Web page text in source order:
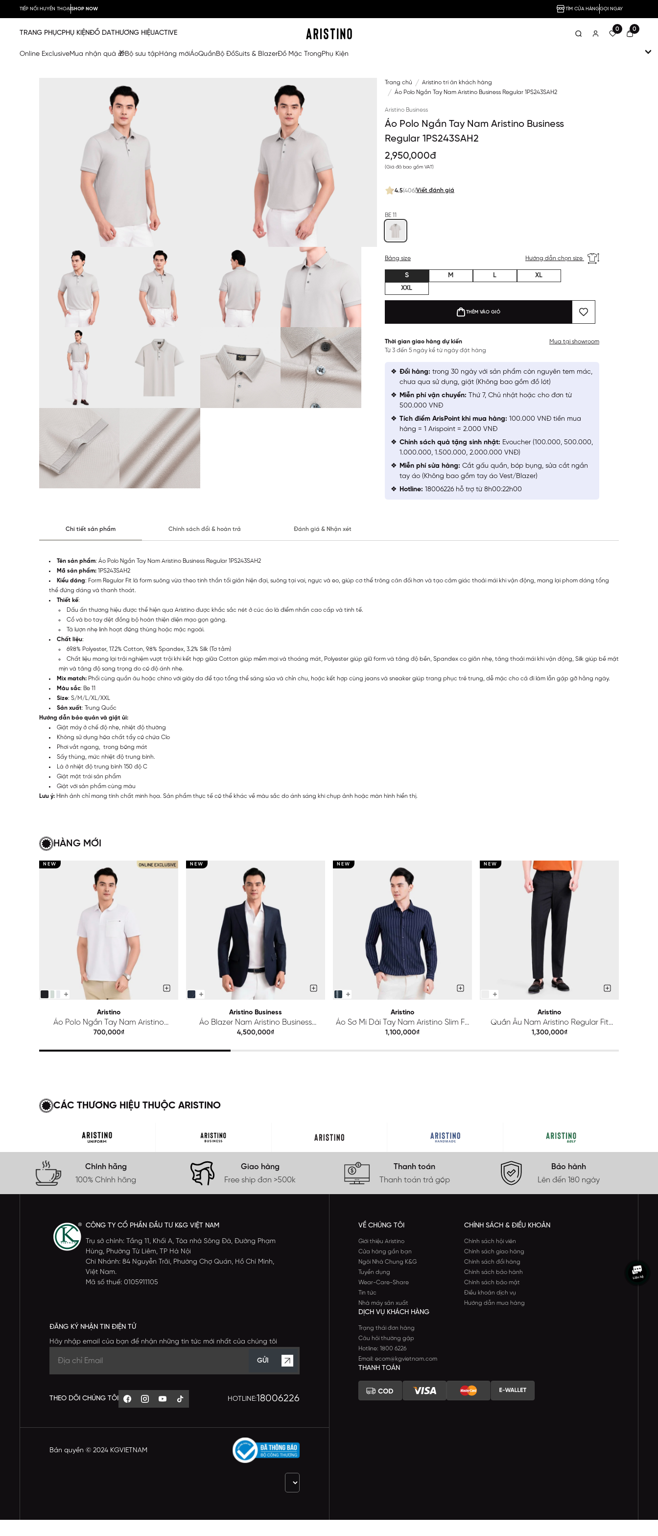
TIẾP NỐI HUYỀN THOẠISHOP NOW TÌM CỬA HÀNGGỌI NGAY
0 0
TRANG PHỤCPHỤ KIỆNĐỒ DATHƯƠNG HIỆUACTIVE
Online ExclusiveMua nhận quà 🎁Bộ sưu tậpHàng mớiÁoQuầnBộ ĐồSuits & BlazerĐồ Mặc TrongPhụ Kiện
Trang chủ
Aristino tri ân khách hàng
Áo Polo Ngắn Tay Nam Aristino Business Regular 1PS243SAH2
Aristino Business
Áo Polo Ngắn Tay Nam Aristino Business
Regular 1PS243SAH2
2,950,000đ
(Giá đã bao gồm VAT)
4.5(406)Viết đánh giá
BE 11
Bảng size Hướng dẫn chọn size
S M L
XL
XXL
THÊM VÀO GIỎ
Thời gian giao hàng dự kiến
Từ 3 đến 5 ngày kể từ ngày đặt hàng
Mua tại showroom
Đổi hàng: trong 30 ngày với sản phẩm còn nguyên tem mác,
chưa qua sử dụng, giặt (Không bao gồm đồ lót)
Miễn phí vận chuyển: Thứ 7, Chủ nhật hoặc cho đơn từ
500.000 VNĐ
Tích điểm ArisPoint khi mua hàng: 100.000 VNĐ tiền mua
hàng = 1 Arispoint = 2.000 VNĐ
Chính sách quà tặng sinh nhật: Evoucher (100.000, 500.000,
1.000.000, 1.500.000, 2.000.000 VNĐ)
Miễn phí sửa hàng: Cắt gấu quần, bóp bụng, sửa cắt ngắn
tay áo (Không bao gồm tay áo Vest/Blazer)
Hotline: 18006226 hỗ trợ từ 8h00:22h00
Chi tiết sản phẩm Chính sách đổi & hoàn trả Đánh giá & Nhận xét
Tên sản phẩm: Áo Polo Ngắn Tay Nam Aristino Business Regular 1PS243SAH2
Mã sản phẩm: 1PS243SAH2
Kiểu dáng: Form Regular Fit là form suông vừa theo tinh thần tối giản hiện đại, suông tại vai, ngực và eo, giúp cơ thể trông cân đối hơn và tạo cảm giác thoải mái khi vận động, mang lại phom dáng tổng
thể đứng dáng và thanh thoát.
Thiết kế:
Dấu ấn thương hiệu được thể hiện qua Aristino được khắc sắc nét ở cúc áo là điểm nhấn cao cấp và tinh tế.
Cổ và bo tay dệt đồng bộ hoàn thiện diện mạo gọn gàng.
Tà lượn nhẹ linh hoạt đóng thùng hoặc mặc ngoài.
Chất liệu:
69.8% Polyester, 17.2% Cotton, 9.8% Spandex, 3.2% Silk (Tơ tằm)
Chất liệu mang lại trải nghiệm vượt trội khi kết hợp giữa Cotton giúp mềm mại và thoáng mát, Polyester giúp giữ form và tăng độ bền, Spandex co giãn nhẹ, tăng thoải mái khi vận động, Silk giúp bề mặt
mịn và tăng độ sang trọng do có độ ánh nhẹ.
Mix match: Phối cùng quần âu hoặc chino với giày da để tạo tổng thể sáng sủa và chỉn chu, hoặc kết hợp cùng jeans và sneaker giúp trang phục trẻ trung, dễ mặc cho cả đi làm lẫn gặp gỡ hằng ngày.
Màu sắc: Be 11
Size: S/M/L/XL/XXL
Sản xuất: Trung Quốc
Hướng dẫn bảo quản và giặt ủi:
Giặt máy ở chế độ nhẹ, nhiệt độ thường
Không sử dụng hóa chất tẩy có chứa Clo
Phơi vắt ngang, trong bóng mát
Sấy thùng, mức nhiệt độ trung bình.
Là ở nhiệt độ trung bình 150 độ C
Giặt mặt trái sản phẩm
Giặt với sản phẩm cùng màu
Lưu ý: Hình ảnh chỉ mang tính chất minh họa. Sản phẩm thực tế có thể khác về màu sắc do ánh sáng khi chụp ảnh hoặc màn hình hiển thị.
HÀNG MỚI
NEW
Aristino
Áo Polo Ngắn Tay Nam Aristino
Regular APS615EDP01
700,000₫
NEW
Aristino Business
Áo Blazer Nam Aristino Business
Premio 1BZ201S0H2
4,500,000₫
NEW
Aristino
Áo Sơ Mi Dài Tay Nam Aristino Slim Fit
ALS425S0H2
1,100,000₫
NEW
Aristino
Quần Âu Nam Aristino Regular Fit
ATR203S0H2
1,300,000₫
CÁC THƯƠNG HIỆU THUỘC ARISTINO
Chính hãng
100% Chính hãng
Giao hàng
Free ship đơn >500k
Thanh toán
Thanh toán trả góp
Bảo hành
Lên đến 180 ngày
CÔNG TY CỔ PHẦN ĐẦU TƯ K&G VIỆT NAM
Trụ sở chính: Tầng 11, Khối A, Tòa nhà Sông Đà, Đường Phạm
Hùng, Phường Từ Liêm, TP Hà Nội
Chi Nhánh: 84 Nguyễn Trãi, Phường Chợ Quán, Hồ Chí Minh,
Việt Nam.
Mã số thuế: 0105911105
ĐĂNG KÝ NHẬN TIN ĐIỆN TỬ
Hãy nhập email của bạn để nhận những tin tức mới nhất của chúng tôi
GỬI
THEO DÕI CHÚNG TÔI HOTLINE:18006226
VỀ CHÚNG TÔI
Giới thiệu Aristino
Cửa hàng gần bạn
Ngôi Nhà Chung K&G
Tuyển dụng
Wear-Care-Share
Tin tức
Nhà máy sản xuất
CHÍNH SÁCH & ĐIỀU KHOẢN
Chính sách hội viên
Chính sách giao hàng
Chính sách đổi hàng
Chính sách bảo hành
Chính sách bảo mật
Điều khoản dịch vụ
Hướng dẫn mua hàng
DỊCH VỤ KHÁCH HÀNG
Trạng thái đơn hàng
Câu hỏi thường gặp
Hotline: 1800 6226
Email: ecom@kgvietnam.com
THANH TOÁN
Bản quyền © 2024 KGVIETNAM